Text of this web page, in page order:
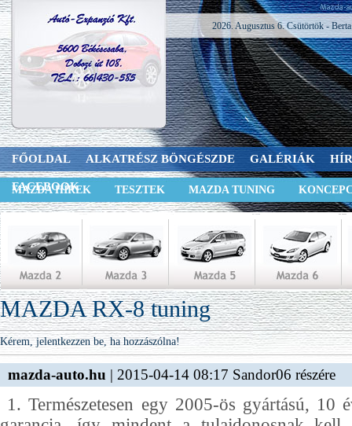
2026. Augusztus 6. Csütörtök - Berta
FŐOLDAL ALKATRÉSZ BÖNGÉSZDE GALÉRIÁK
FACEBOOK
MAZDA HÍREK TESZTEK MAZDA TUNING
MAZDA RX-8 tuning
Kérem, jelentkezzen be, ha hozzászólna!
mazda-auto.hu | 2015-04-14 08:17 Sandor06 részére
1. Természetesen egy 2005-ös gyártású, 10